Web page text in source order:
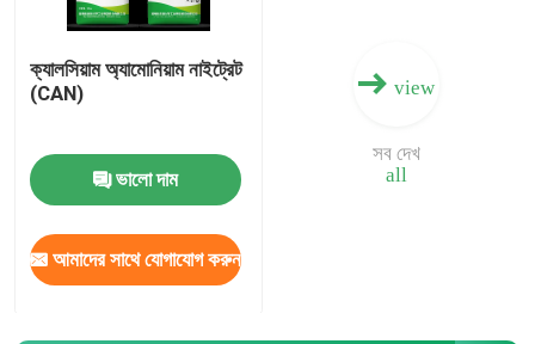
ক্যালসিয়াম অ্যামোনিয়াম নাইট্রেট
(CAN)
ভালো দাম
আমাদের সাথে যোগাযোগ করুন
view
all
সব দেখ